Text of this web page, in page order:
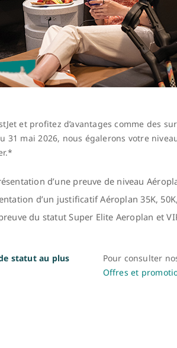
et profitez d’avantages comme des
31 mai 2026, nous égalerons votre
d’une preuve de niveau
d’un justificatif Aéroplan 35K,
du statut Super Elite Aeroplan et
statut au plus
Pour consulter
Offres et